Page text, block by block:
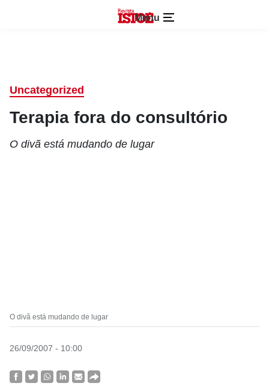
Menu
Uncategorized
Terapia fora do consultório
O divã está mudando de lugar
O divã está mudando de lugar
26/09/2007 - 10:00